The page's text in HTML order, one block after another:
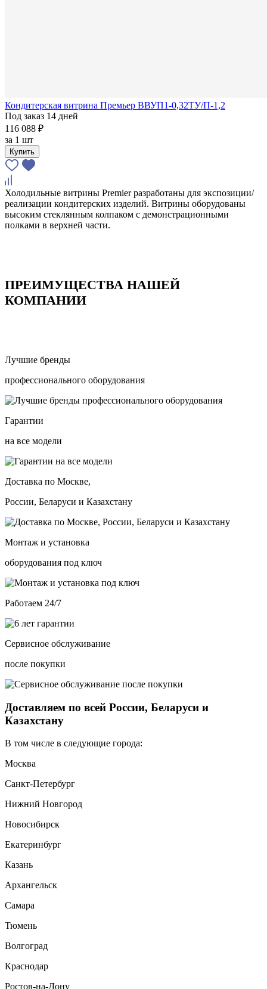
Кондитерская витрина Премьер ВВУП1-0,32ТУ/П-1,2
Под заказ 14 дней
116 088 ₽
за 1 шт
Купить
Холодильные витрины Premier разработаны для экспозиции/
реализации кондитерских изделий. Витрины оборудованы
высоким стеклянным колпаком с демонстрационными
полками в верхней части.
ПРЕИМУЩЕСТВА НАШЕЙ
КОМПАНИИ
Лучшие бренды
профессионального оборудования
Гарантии
на все модели
Доставка по Москве,
России, Беларуси и Казахстану
Монтаж и установка
оборудования под ключ
Работаем 24/7
Сервисное обслуживание
после покупки
Доставляем по всей России, Беларуси и
Казахстану
В том числе в следующие города:
Москва
Санкт-Петербург
Нижний Новгород
Новосибирск
Екатеринбург
Казань
Архангельск
Самара
Тюмень
Волгоград
Краснодар
Ростов-на-Дону